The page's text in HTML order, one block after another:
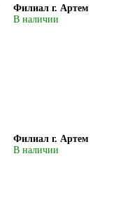
Филиал г. Артем
В наличии
Филиал г. Артем
В наличии